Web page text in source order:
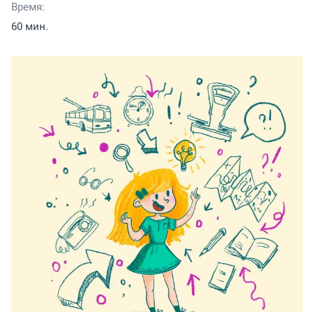
Время:
60 мин.